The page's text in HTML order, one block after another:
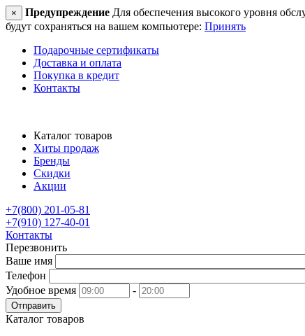
× Предупреждение Для обеспечения высокого уровня
будут сохраняться на вашем компьютере: Принять
Подарочные сертификаты
Доставка и оплата
Покупка в кредит
Контакты
Каталог товаров
Хиты продаж
Бренды
Скидки
Акции
+7(800) 201-05-81
+7(910) 127-40-01
Контакты
Перезвонить
Ваше имя
Телефон
Удобное время
-
Отправить
Каталог товаров